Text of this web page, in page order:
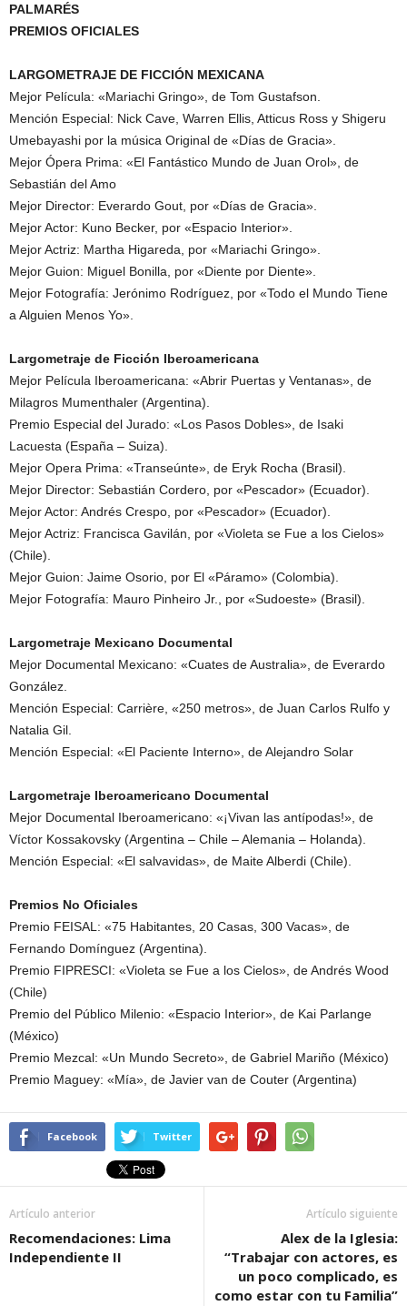
PALMARÉS
PREMIOS OFICIALES
LARGOMETRAJE DE FICCIÓN MEXICANA
Mejor Película: «Mariachi Gringo», de Tom Gustafson.
Mención Especial: Nick Cave, Warren Ellis, Atticus Ross y Shigeru
Umebayashi por la música Original de «Días de Gracia».
Mejor Ópera Prima: «El Fantástico Mundo de Juan Orol», de
Sebastián del Amo
Mejor Director: Everardo Gout, por «Días de Gracia».
Mejor Actor: Kuno Becker, por «Espacio Interior».
Mejor Actriz: Martha Higareda, por «Mariachi Gringo».
Mejor Guion: Miguel Bonilla, por «Diente por Diente».
Mejor Fotografía: Jerónimo Rodríguez, por «Todo el Mundo Tiene
a Alguien Menos Yo».
Largometraje de Ficción Iberoamericana
Mejor Película Iberoamericana: «Abrir Puertas y Ventanas», de
Milagros Mumenthaler (Argentina).
Premio Especial del Jurado: «Los Pasos Dobles», de Isaki
Lacuesta (España – Suiza).
Mejor Opera Prima: «Transeúnte», de Eryk Rocha (Brasil).
Mejor Director: Sebastián Cordero, por «Pescador» (Ecuador).
Mejor Actor: Andrés Crespo, por «Pescador» (Ecuador).
Mejor Actriz: Francisca Gavilán, por «Violeta se Fue a los Cielos»
(Chile).
Mejor Guion: Jaime Osorio, por El «Páramo» (Colombia).
Mejor Fotografía: Mauro Pinheiro Jr., por «Sudoeste» (Brasil).
Largometraje Mexicano Documental
Mejor Documental Mexicano: «Cuates de Australia», de Everardo
González.
Mención Especial: Carrière, «250 metros», de Juan Carlos Rulfo y
Natalia Gil.
Mención Especial: «El Paciente Interno», de Alejandro Solar
Largometraje Iberoamericano Documental
Mejor Documental Iberoamericano: «¡Vivan las antípodas!», de
Víctor Kossakovsky (Argentina – Chile – Alemania – Holanda).
Mención Especial: «El salvavidas», de Maite Alberdi (Chile).
Premios No Oficiales
Premio FEISAL: «75 Habitantes, 20 Casas, 300 Vacas», de
Fernando Domínguez (Argentina).
Premio FIPRESCI: «Violeta se Fue a los Cielos», de Andrés Wood
(Chile)
Premio del Público Milenio: «Espacio Interior», de Kai Parlange
(México)
Premio Mezcal: «Un Mundo Secreto», de Gabriel Mariño (México)
Premio Maguey: «Mía», de Javier van de Couter (Argentina)
Facebook Twitter
Artículo anterior
Recomendaciones: Lima
Independiente II
Artículo siguiente
Alex de la Iglesia:
“Trabajar con actores, es
un poco complicado, es
como estar con tu Familia”